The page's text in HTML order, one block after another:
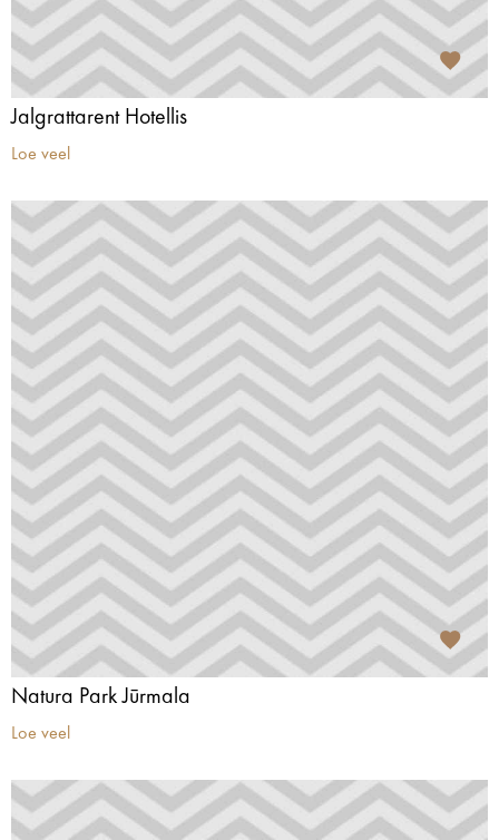
Jalgrattarent Hotellis
Loe veel
Natura Park Jūrmala
Loe veel